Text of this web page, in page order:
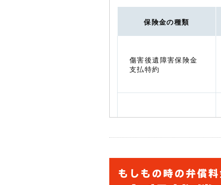
保険金の種類
傷害後遺障害保険金
支払特約